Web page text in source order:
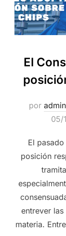
El
por admin
05/
El
posición
entrever
materia.